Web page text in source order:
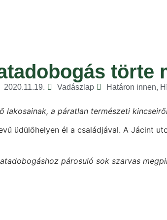
törte
2020.11.19. Vadászlap Határon innen,
a páratlan természeti
üdülőhelyen él a családjával. A Jácint
párosuló sok szarvas